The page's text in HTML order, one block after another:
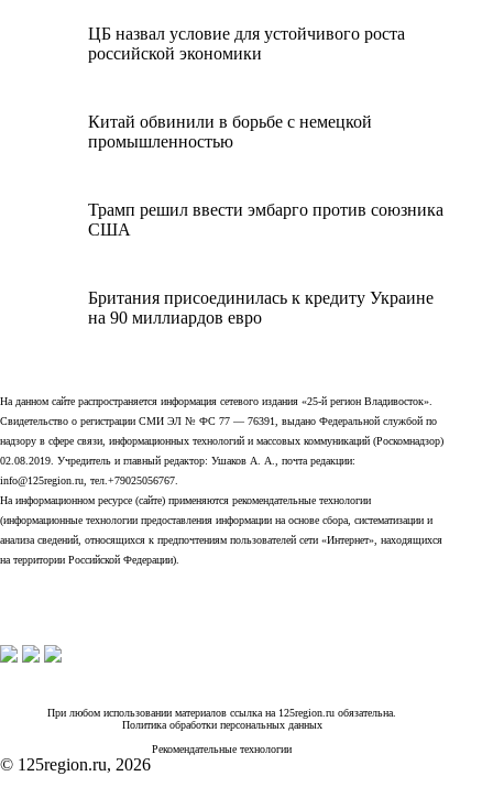
ЦБ назвал условие для устойчивого роста
российской экономики
Китай обвинили в борьбе с немецкой
промышленностью
Трамп решил ввести эмбарго против союзника
США
Британия присоединилась к кредиту Украине
на 90 миллиардов евро
На данном сайте распространяется информация сетевого издания «25-й регион Владивосток».
Свидетельство о регистрации СМИ ЭЛ № ФС 77 — 76391, выдано Федеральной службой по
надзору в сфере связи, информационных технологий и массовых коммуникаций (Роскомнадзор)
02.08.2019. Учредитель и главный редактор: Ушаков А. А., почта редакции:
info@125region.ru, тел.+79025056767.
На информационном ресурсе (сайте) применяются рекомендательные технологии
(информационные технологии предоставления информации на основе сбора, систематизации и
анализа сведений, относящихся к предпочтениям пользователей сети «Интернет», находящихся
на территории Российской Федерации).
При любом использовании материалов ссылка на 125region.ru обязательна.
Политика обработки персональных данных
Рекомендательные технологии
© 125region.ru, 2026